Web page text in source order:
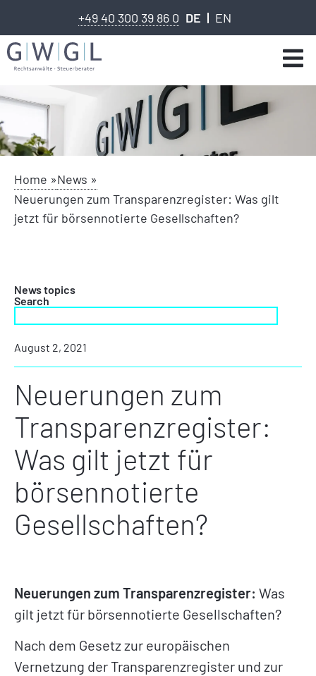
+49 40 300 39 86 0 DE EN
Home »News »
Neuerungen zum Transparenzregister: Was gilt
jetzt für börsennotierte Gesellschaften?
News topics
Search
August 2, 2021
Neuerungen zum
Transparenzregister:
Was gilt jetzt für
börsennotierte
Gesellschaften?
Neuerungen zum Transparenzregister: Was
gilt jetzt für börsennotierte Gesellschaften?
Nach dem Gesetz zur europäischen
Vernetzung der Transparenzregister und zur